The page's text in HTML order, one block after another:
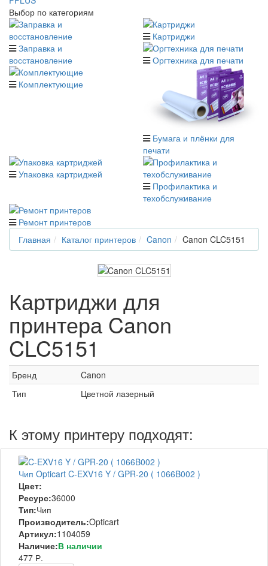
Выбор по категориям
Заправка и
восстановление
Картриджи
Оргтехника для печати
Комплектующие
Бумага и плёнки для
печати
Упаковка картриджей
Профилактика и
техобслуживание
Ремонт принтеров
Главная
Каталог принтеров Canon Canon CLC5151
Картриджи для
принтера Canon
CLC5151
Бренд
Canon
Тип
Цветной лазерный
К этому принтеру подходят:
Чип Opticart C-EXV16 Y / GPR-20 ( 1066B002 )
Цвет:
Ресурс:36000
Тип:Чип
Производитель:Opticart
Артикул:1104059
Наличие:В наличии
477 Р.